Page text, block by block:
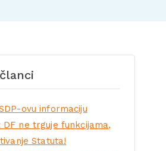
ovu informaciju
DF ne trguje funkcijama,
Statuta!